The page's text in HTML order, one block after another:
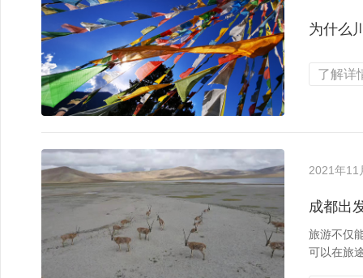
为什么
了解详
2021年11
成都出
旅游不仅
可以在旅